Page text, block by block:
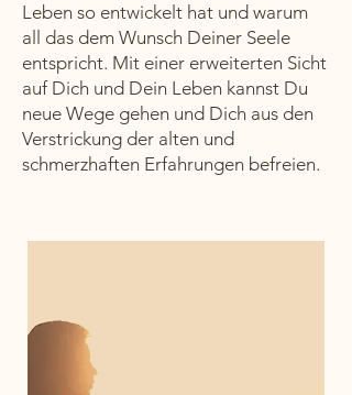
Leben so entwickelt hat und warum
all das dem Wunsch Deiner Seele
entspricht. Mit einer erweiterten Sicht
auf Dich und Dein Leben kannst Du
neue Wege gehen und Dich aus den
Verstrickung der alten und
schmerzhaften Erfahrungen befreien.